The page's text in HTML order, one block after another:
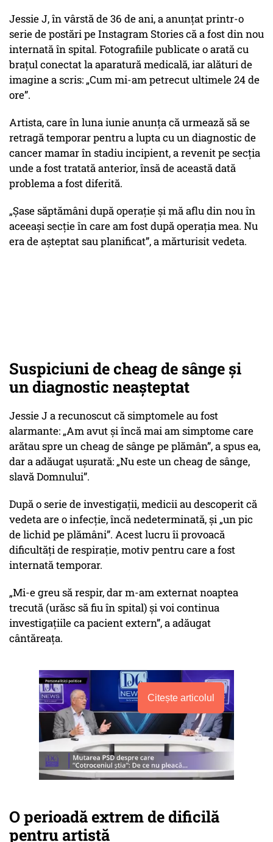
Jessie J, în vârstă de 36 de ani, a anunțat printr-o
serie de postări pe Instagram Stories că a fost din nou
internată în spital. Fotografiile publicate o arată cu
brațul conectat la aparatură medicală, iar alături de
imagine a scris: „Cum mi-am petrecut ultimele 24 de
ore”.
Artista, care în luna iunie anunța că urmează să se
retragă temporar pentru a lupta cu un diagnostic de
cancer mamar în stadiu incipient, a revenit pe secția
unde a fost tratată anterior, însă de această dată
problema a fost diferită.
„Șase săptămâni după operație și mă aflu din nou în
aceeași secție în care am fost după operația mea. Nu
era de așteptat sau planificat”, a mărturisit vedeta.
Suspiciuni de cheag de sânge și
un diagnostic neașteptat
Jessie J a recunoscut că simptomele au fost
alarmante: „Am avut și încă mai am simptome care
arătau spre un cheag de sânge pe plămân”, a spus ea,
dar a adăugat ușurată: „Nu este un cheag de sânge,
slavă Domnului”.
După o serie de investigații, medicii au descoperit că
vedeta are o infecție, încă nedeterminată, și „un pic
de lichid pe plămâni”. Acest lucru îi provoacă
dificultăți de respirație, motiv pentru care a fost
internată temporar.
„Mi-e greu să respir, dar m-am externat noaptea
trecută (urăsc să fiu în spital) și voi continua
investigațiile ca pacient extern”, a adăugat
cântăreața.
Citește articolul
O perioadă extrem de dificilă
pentru artistă